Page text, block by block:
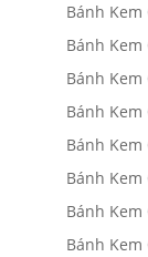
Bánh Kem
Bánh Kem
Bánh Kem
Bánh Kem
Bánh Kem
Bánh Kem
Bánh Kem
Bánh Kem